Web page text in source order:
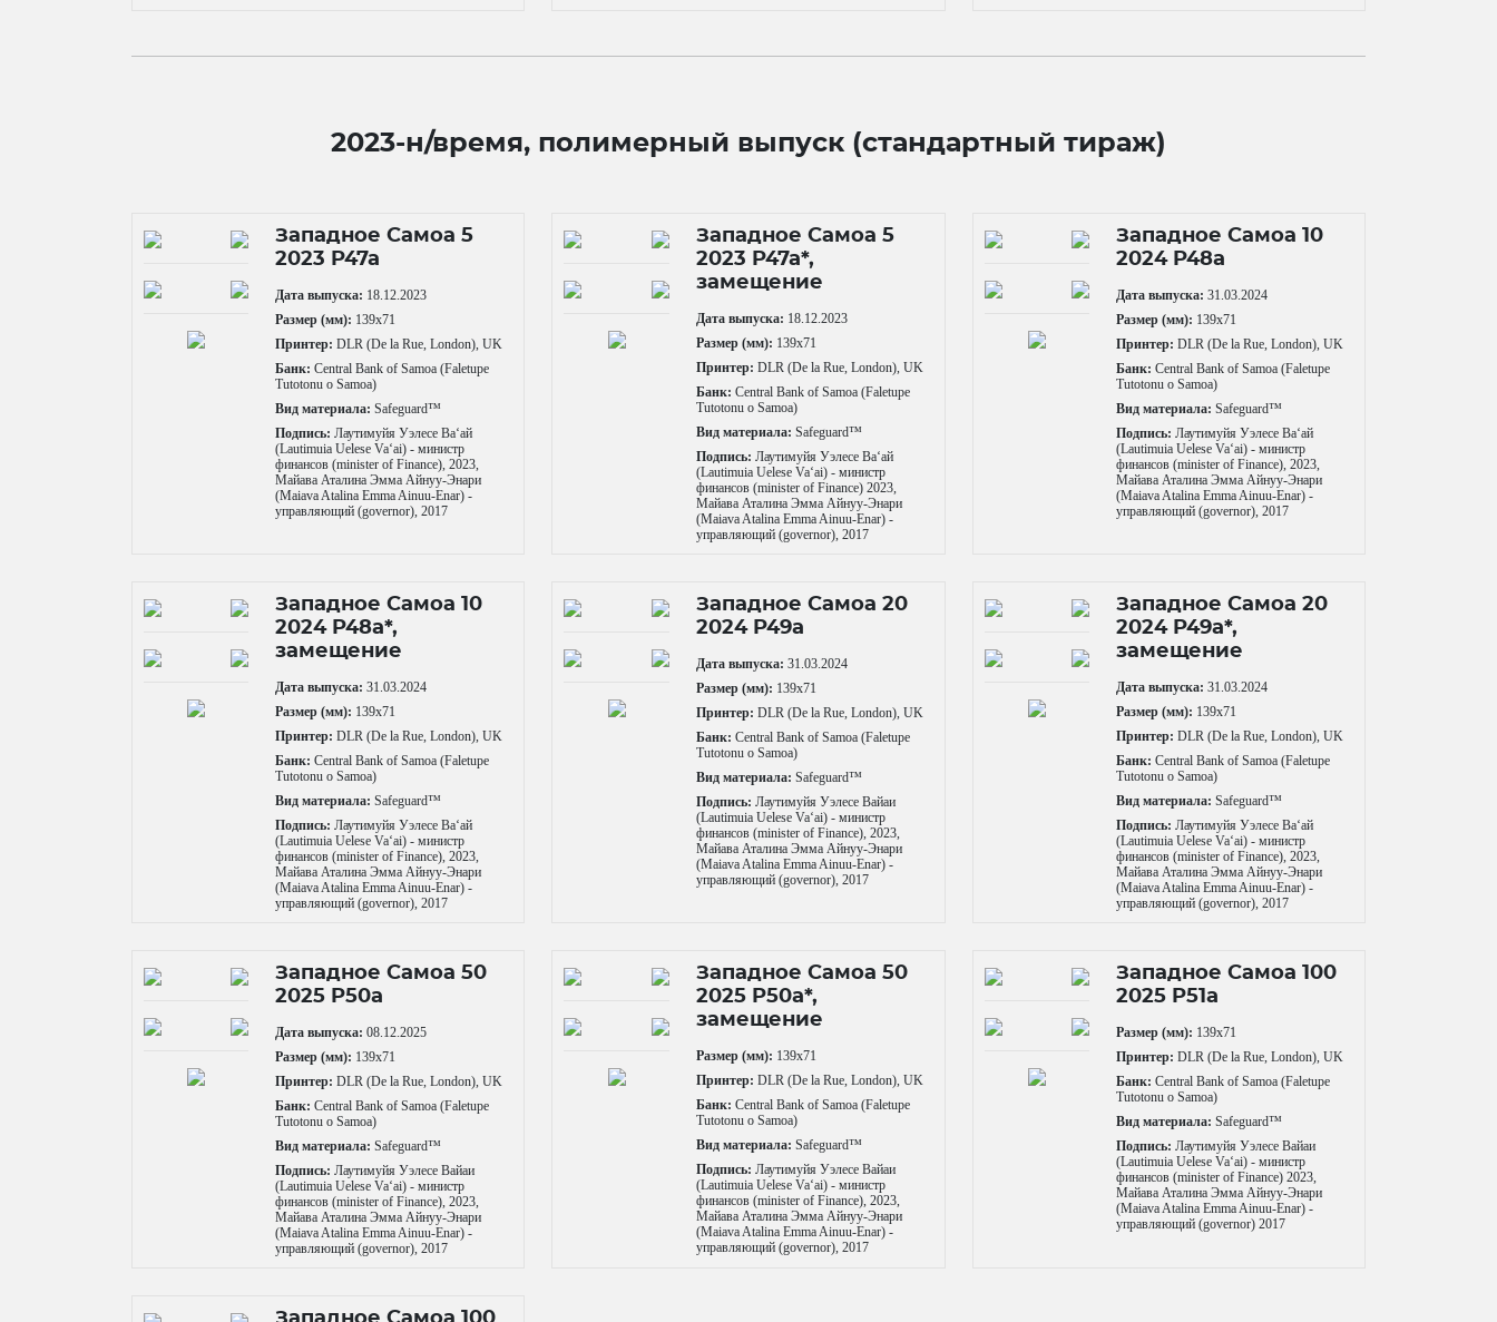
2023-н/время, полимерный выпуск (стандартный тираж)
Западное Самоа 5
2023 P47a
Дата выпуска: 18.12.2023
Размер (мм): 139x71
Принтер: DLR (De la Rue, London), UK
Банк: Central Bank of Samoa (Faletupe
Tutotonu o Samoa)
Вид материала: Safeguard™
Подпись: Лаутимуйя Уэлесе Ваʻай
(Lautimuia Uelese Vaʻai) - министр
финансов (minister of Finance), 2023,
Майава Аталина Эмма Айнуу-Энари
(Maiava Atalina Emma Ainuu-Enar) -
управляющий (governor), 2017
Западное Самоа 5
2023 P47a*,
замещение
Дата выпуска: 18.12.2023
Размер (мм): 139x71
Принтер: DLR (De la Rue, London), UK
Банк: Central Bank of Samoa (Faletupe
Tutotonu o Samoa)
Вид материала: Safeguard™
Подпись: Лаутимуйя Уэлесе Ваʻай
(Lautimuia Uelese Vaʻai) - министр
финансов (minister of Finance) 2023,
Майава Аталина Эмма Айнуу-Энари
(Maiava Atalina Emma Ainuu-Enar) -
управляющий (governor), 2017
Западное Самоа 10
2024 P48a
Дата выпуска: 31.03.2024
Размер (мм): 139x71
Принтер: DLR (De la Rue, London), UK
Банк: Central Bank of Samoa (Faletupe
Tutotonu o Samoa)
Вид материала: Safeguard™
Подпись: Лаутимуйя Уэлесе Ваʻай
(Lautimuia Uelese Vaʻai) - министр
финансов (minister of Finance), 2023,
Майава Аталина Эмма Айнуу-Энари
(Maiava Atalina Emma Ainuu-Enar) -
управляющий (governor), 2017
Западное Самоа 10
2024 P48a*,
замещение
Дата выпуска: 31.03.2024
Размер (мм): 139x71
Принтер: DLR (De la Rue, London), UK
Банк: Central Bank of Samoa (Faletupe
Tutotonu o Samoa)
Вид материала: Safeguard™
Подпись: Лаутимуйя Уэлесе Ваʻай
(Lautimuia Uelese Vaʻai) - министр
финансов (minister of Finance), 2023,
Майава Аталина Эмма Айнуу-Энари
(Maiava Atalina Emma Ainuu-Enar) -
управляющий (governor), 2017
Западное Самоа 20
2024 P49a
Дата выпуска: 31.03.2024
Размер (мм): 139x71
Принтер: DLR (De la Rue, London), UK
Банк: Central Bank of Samoa (Faletupe
Tutotonu o Samoa)
Вид материала: Safeguard™
Подпись: Лаутимуйя Уэлесе Вайаи
(Lautimuia Uelese Vaʻai) - министр
финансов (minister of Finance), 2023,
Майава Аталина Эмма Айнуу-Энари
(Maiava Atalina Emma Ainuu-Enar) -
управляющий (governor), 2017
Западное Самоа 20
2024 P49a*,
замещение
Дата выпуска: 31.03.2024
Размер (мм): 139x71
Принтер: DLR (De la Rue, London), UK
Банк: Central Bank of Samoa (Faletupe
Tutotonu o Samoa)
Вид материала: Safeguard™
Подпись: Лаутимуйя Уэлесе Ваʻай
(Lautimuia Uelese Vaʻai) - министр
финансов (minister of Finance), 2023,
Майава Аталина Эмма Айнуу-Энари
(Maiava Atalina Emma Ainuu-Enar) -
управляющий (governor), 2017
Западное Самоа 50
2025 P50a
Дата выпуска: 08.12.2025
Размер (мм): 139x71
Принтер: DLR (De la Rue, London), UK
Банк: Central Bank of Samoa (Faletupe
Tutotonu o Samoa)
Вид материала: Safeguard™
Подпись: Лаутимуйя Уэлесе Вайаи
(Lautimuia Uelese Vaʻai) - министр
финансов (minister of Finance), 2023,
Майава Аталина Эмма Айнуу-Энари
(Maiava Atalina Emma Ainuu-Enar) -
управляющий (governor), 2017
Западное Самоа 50
2025 P50a*,
замещение
Размер (мм): 139x71
Принтер: DLR (De la Rue, London), UK
Банк: Central Bank of Samoa (Faletupe
Tutotonu o Samoa)
Вид материала: Safeguard™
Подпись: Лаутимуйя Уэлесе Вайаи
(Lautimuia Uelese Vaʻai) - министр
финансов (minister of Finance), 2023,
Майава Аталина Эмма Айнуу-Энари
(Maiava Atalina Emma Ainuu-Enar) -
управляющий (governor), 2017
Западное Самоа 100
2025 P51a
Размер (мм): 139x71
Принтер: DLR (De la Rue, London), UK
Банк: Central Bank of Samoa (Faletupe
Tutotonu o Samoa)
Вид материала: Safeguard™
Подпись: Лаутимуйя Уэлесе Вайаи
(Lautimuia Uelese Vaʻai) - министр
финансов (minister of Finance) 2023,
Майава Аталина Эмма Айнуу-Энари
(Maiava Atalina Emma Ainuu-Enar) -
управляющий (governor) 2017